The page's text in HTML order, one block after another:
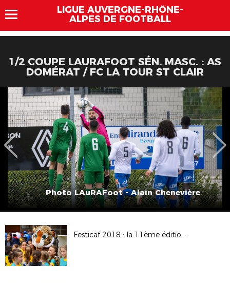
LIGUE AUVERGNE-RHÔNE-
ALPES DE FOOTBALL
1/2 COUPE LAURAFOOT SÉN. MASC. : AS
DOMÉRAT / FC LA TOUR ST CLAIR
Photo LAuRAFoot - Alain Chenevière
Festicaf 2018 : la 11ème édition du rassemblement des écoles féminines de football